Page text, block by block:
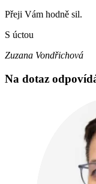
Přeji Vám hodně sil.
S úctou
Zuzana Vondřichová
Na dotaz